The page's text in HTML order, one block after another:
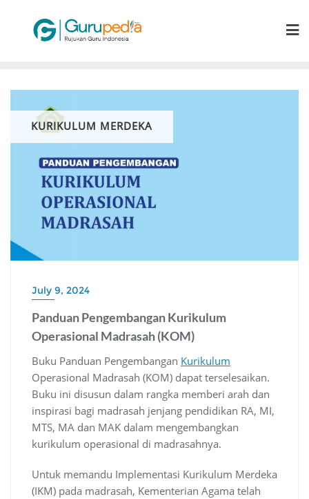
KURIKULUM MERDEKA
July 9, 2024
Panduan Pengembangan Kurikulum
Operasional Madrasah (KOM)
Buku Panduan Pengembangan Kurikulum
Operasional Madrasah (KOM) dapat terselesaikan.
Buku ini disusun dalam rangka memberi arah dan
inspirasi bagi madrasah jenjang pendidikan RA, MI,
MTS, MA dan MAK dalam mengembangkan
kurikulum operasional di madrasahnya.
Untuk memandu Implementasi Kurikulum Merdeka
(IKM) pada madrasah, Kementerian Agama telah